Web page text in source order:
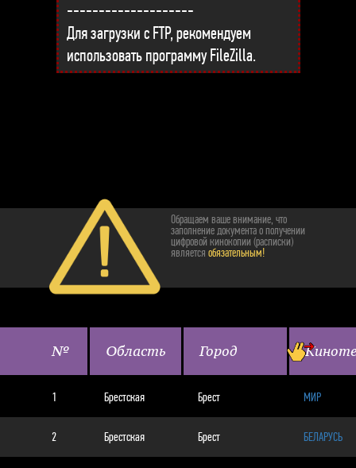
--------------------
Для загрузки с FTP, рекомендуем
использовать программу FileZilla.
Обращаем ваше внимание, что
заполнение документа о получении
цифровой кинокопии (расписки)
является обязательным!
№ Область Город
1 Брестская Брест МИР
2 Брестская Брест БЕЛАРУСЬ